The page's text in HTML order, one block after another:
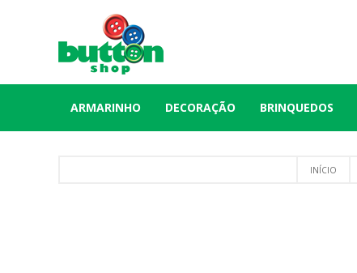
ARMARINHO DECORAÇÃO BRINQUEDOS
INÍCIO